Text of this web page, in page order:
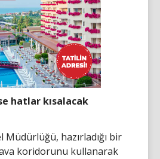
hatlar kısalacak
Müdürlüğü, hazırladığı bir
koridorunu kullanarak